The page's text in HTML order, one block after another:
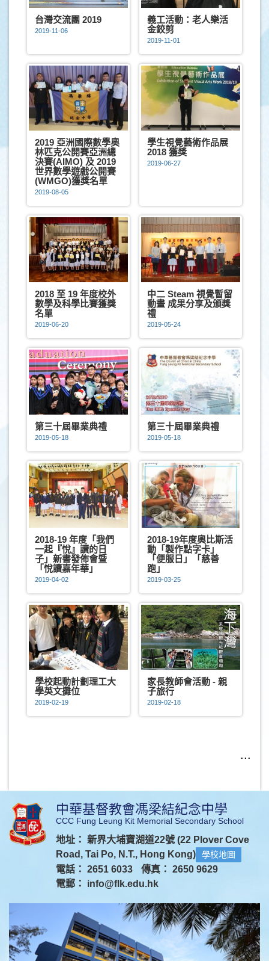
台灣交流團 2019
2019-11-06
義工活動：老人樂活
金鉸剪
2019-11-01
2019 亞洲國際數學奧
林匹克公開賽亞洲總
決賽(AIMO) 及 2019
世界數學遊戲公開賽
(WMGO)獲獎名單
2019-08-05
學生視覺藝術作品展
2018 獲獎
2019-06-27
2018 至 19 年度校外
數學及科學比賽獲獎
名單
2019-06-20
中二 Steam 視覺暫留
動畫 成果分享及頒獎
禮
2019-05-24
第三十屆畢業典禮
2019-05-18
第三十屆畢業典禮
2019-05-18
2018-19 年度「我們
一起『悅』讀的日
子」新書發佈會暨
「悅讀嘉年華」
2019-04-02
2018-19年度奧比斯活
動「製作點字卡」
「便服日」「慈善
跑」
2019-03-25
學校起動計劃理工大
學英文攤位
2019-02-19
家長教師會活動 - 親
子旅行
2019-02-18
...
中華基督教會馮梁結紀念中學
CCC Fung Leung Kit Memorial Secondary School
地址： 新界大埔寶湖道22號 (22 Plover Cove
Road, Tai Po, N.T., Hong Kong)
學校地圖
電話： 2651 6033
傳真： 2650 9629
電郵： info@flk.edu.hk